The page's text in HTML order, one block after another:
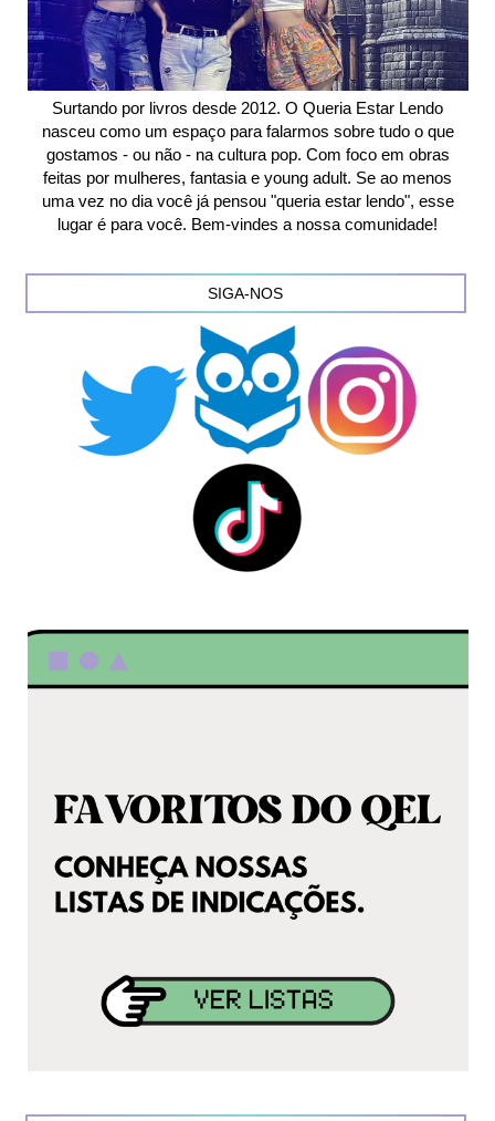
Surtando por livros desde 2012. O Queria Estar Lendo
nasceu como um espaço para falarmos sobre tudo o que
gostamos - ou não - na cultura pop. Com foco em obras
feitas por mulheres, fantasia e young adult. Se ao menos
uma vez no dia você já pensou "queria estar lendo", esse
lugar é para você. Bem-vindes a nossa comunidade!
SIGA-NOS